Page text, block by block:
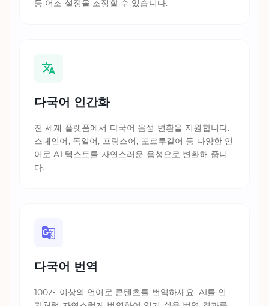
등 어조 설정을 조정할 수 있습니다.
다국어 인간화
전 세계 플랫폼에서 다국어 음성 변환을 지원합니다.
스페인어, 독일어, 프랑스어, 포르투갈어 등 다양한 언
어로 AI 텍스트를 자연스러운 음성으로 변환해 줍니
다.
다국어 번역
100개 이상의 언어로 콘텐츠를 번역하세요. AI를 인